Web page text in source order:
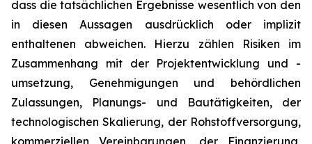
dass die tatsächlichen Ergebnisse wesentlich von den
in diesen Aussagen ausdrücklich oder implizit
enthaltenen abweichen. Hierzu zählen Risiken im
Zusammenhang mit der Projektentwicklung und -
umsetzung, Genehmigungen und behördlichen
Zulassungen, Planungs- und Bautätigkeiten, der
technologischen Skalierung, der Rohstoffversorgung,
kommerziellen Vereinbarungen, der Finanzierung,